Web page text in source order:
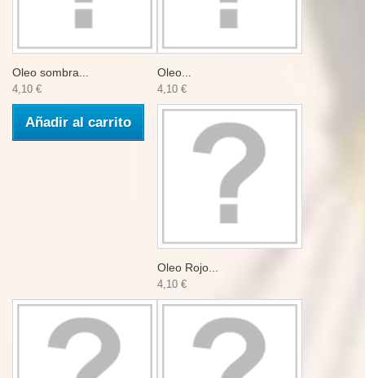
Oleo sombra...
4,10 €
Añadir al carrito
Oleo...
4,10 €
Oleo Rojo...
4,10 €